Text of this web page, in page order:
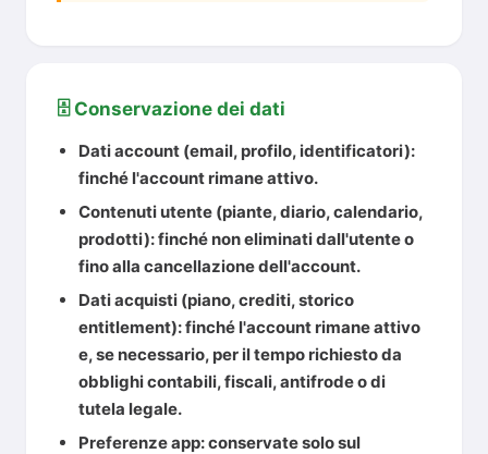
🗄️ Conservazione dei dati
Dati account (email, profilo, identificatori):
finché l'account rimane attivo.
Contenuti utente (piante, diario, calendario,
prodotti): finché non eliminati dall'utente o
fino alla cancellazione dell'account.
Dati acquisti (piano, crediti, storico
entitlement): finché l'account rimane attivo
e, se necessario, per il tempo richiesto da
obblighi contabili, fiscali, antifrode o di
tutela legale.
Preferenze app: conservate solo sul